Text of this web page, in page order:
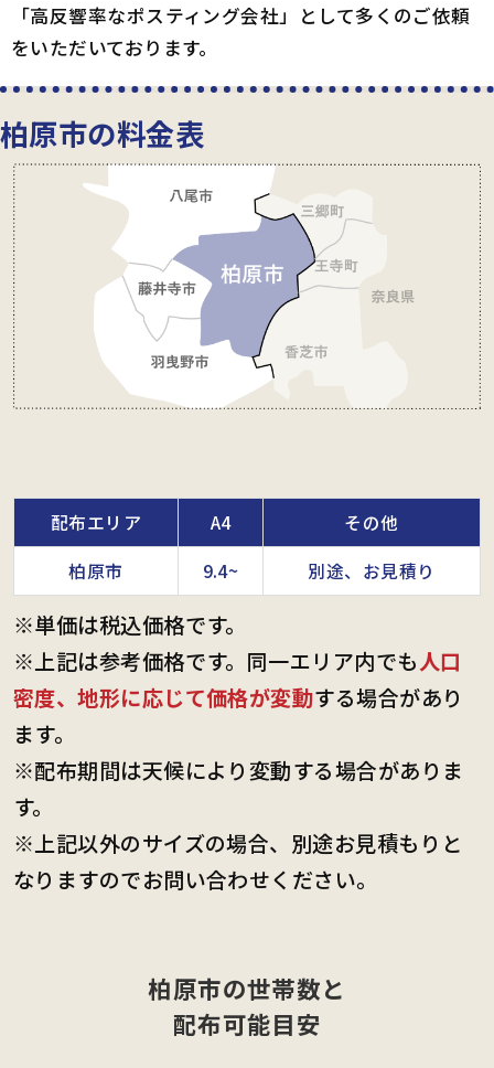
「高反響率なポスティング会社」として多くのご依頼
をいただいております。
柏原市の料金表
配布エリア A4
その他
柏原市
9.4~ 別途、お見積り
※単価は税込価格です。
※上記は参考価格です。同一エリア内でも人口
密度、地形に応じて価格が変動する場合があり
ます。
※配布期間は天候により変動する場合がありま
す。
※上記以外のサイズの場合、別途お見積もりと
なりますのでお問い合わせください。
柏原市の世帯数と
配布可能目安